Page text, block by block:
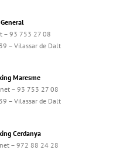
– 93 753 27 08
– Vilassar de Dalt
Maresme
– 93 753 27 08
– Vilassar de Dalt
Cerdanya
– 972 88 24 28